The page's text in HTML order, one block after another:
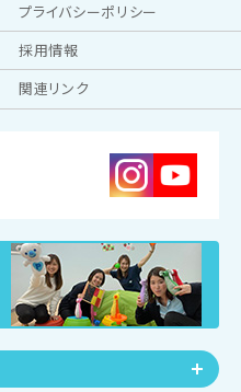
プライバシーポリシー
採用情報
関連リンク